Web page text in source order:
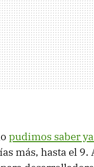
pudimos saber
más, hasta el